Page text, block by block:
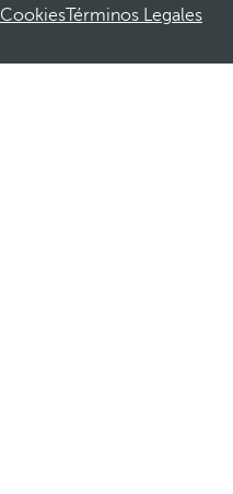
CookiesTérminos Legales